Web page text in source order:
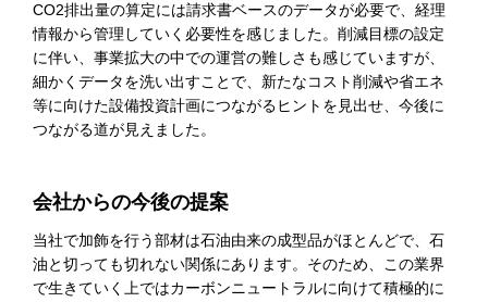
CO2排出量の算定には請求書ベースのデータが必要で、経理
情報から管理していく必要性を感じました。削減目標の設定
に伴い、事業拡大の中での運営の難しさも感じていますが、
細かくデータを洗い出すことで、新たなコスト削減や省エネ
等に向けた設備投資計画につながるヒントを見出せ、今後に
つながる道が見えました。
会社からの今後の提案
当社で加飾を行う部材は石油由来の成型品がほとんどで、石
油と切っても切れない関係にあります。そのため、この業界
で生きていく上ではカーボンニュートラルに向けて積極的に